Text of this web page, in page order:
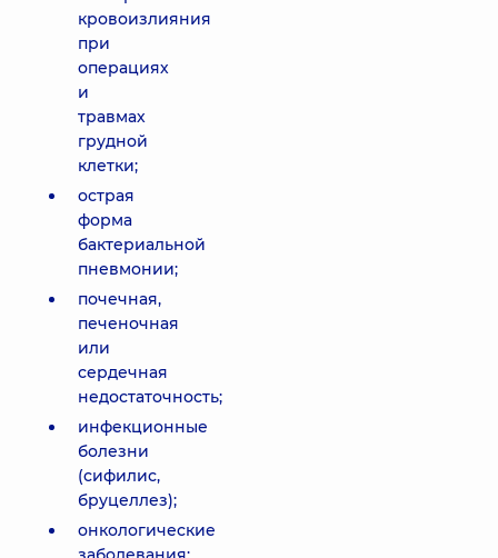
кровоизлияния
при
операциях
и
травмах
грудной
клетки;
острая
форма
бактериальной
пневмонии;
почечная,
печеночная
или
сердечная
недостаточность;
инфекционные
болезни
(сифилис,
бруцеллез);
онкологические